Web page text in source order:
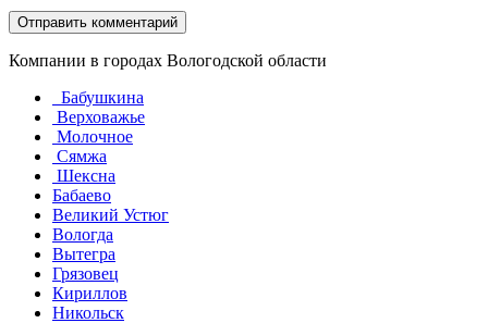
Компании в городах Вологодской области
Бабушкина
Верховажье
Молочное
Сямжа
Шексна
Бабаево
Великий Устюг
Вологда
Вытегра
Грязовец
Кириллов
Никольск